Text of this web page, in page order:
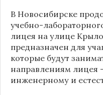
В Новосибирске
учебно-
лицея на улице
предназначен для
которые будут
направлениям лицея
инженерному и